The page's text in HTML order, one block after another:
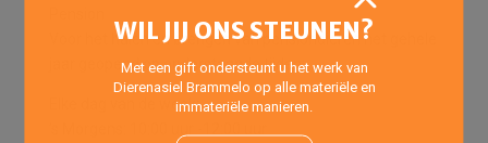
Voor het halen en brengen van pensiondieren het gehele
jaar geopend op onderstaande tijden:
Elke dag van de week:
WIL JIJ ONS STEUNEN?
Met een gift ondersteunt u het werk van
Dierenasiel Brammelo op alle materiële en
immateriële manieren.